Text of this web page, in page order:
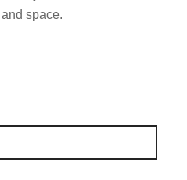
space.